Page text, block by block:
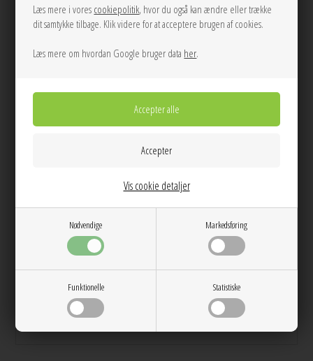
Læs mere i vores cookiepolitik, hvor du også kan ændre eller trække
dit samtykke tilbage. Klik videre for at acceptere brugen af cookies.
Læs mere om hvordan Google bruger data her.
Nødvendige Markedsføring
Funktionelle Statistiske
Vis cookie detaljer
Lyseblå/hvid/Brun stribet skjorte bluse fra Neo Noir med figusyet snit.
Mål Str. 38:
70% Bomuld, 27% Nylon, 3% Elasthan
Model str:Modellen har str. 36 på
Stor kundetilfredshed
Gratis ombytning
Gratis fragt v. køb over 600 DKK